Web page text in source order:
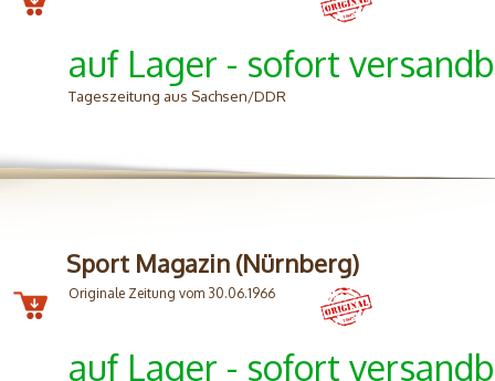
auf Lager - sofort
Tageszeitung aus Sachsen/DDR
Sport Magazin (Nürnberg)
Originale Zeitung vom 30.06.1966
auf Lager - sofort